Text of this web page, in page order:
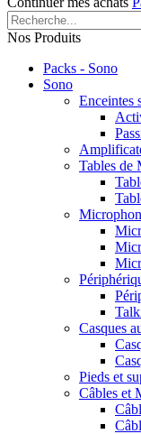
Nos Produits
Packs - Sono
Sono
Enceintes
Tables de
Casques
Pieds et
Câbles et